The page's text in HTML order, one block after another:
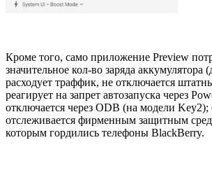
Кроме того, само приложение Preview
значительное кол-во заряда аккумулятора
расходует траффик, не отключается
реагирует на запрет автозапуска через
отключается через ODB (на модели Key2);
отслеживается фирменным защитным
которым гордились телефоны BlackBerry.